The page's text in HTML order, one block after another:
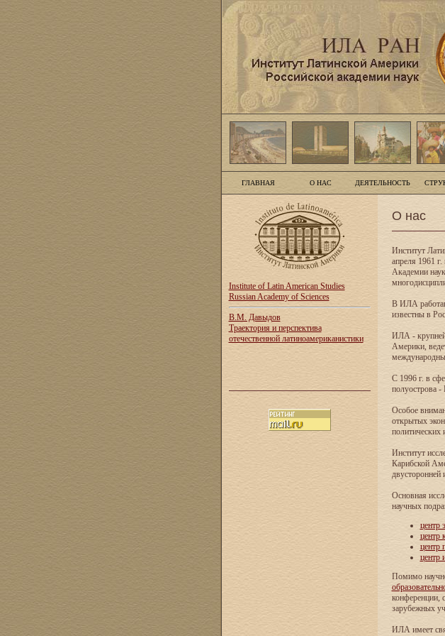
ГЛАВНАЯ О НАС ДЕЯТЕЛЬНОСТЬ
Institute of Latin American Studies
Russian Academy of Sciences
В.М. Давыдов
Траектория и перспектива
отечественной латиноамериканистики
О нас
Институт
апреля 1961
Академии
В ИЛА
известны в
ИЛА -
Америки,
С 1996 г. в
полуострова
Особое
открытых
политических
Институт
Карибской
двусторонней
Основная
научных
центр
центр
центр
центр
Помимо
конференции,
зарубежных
ИЛА имеет